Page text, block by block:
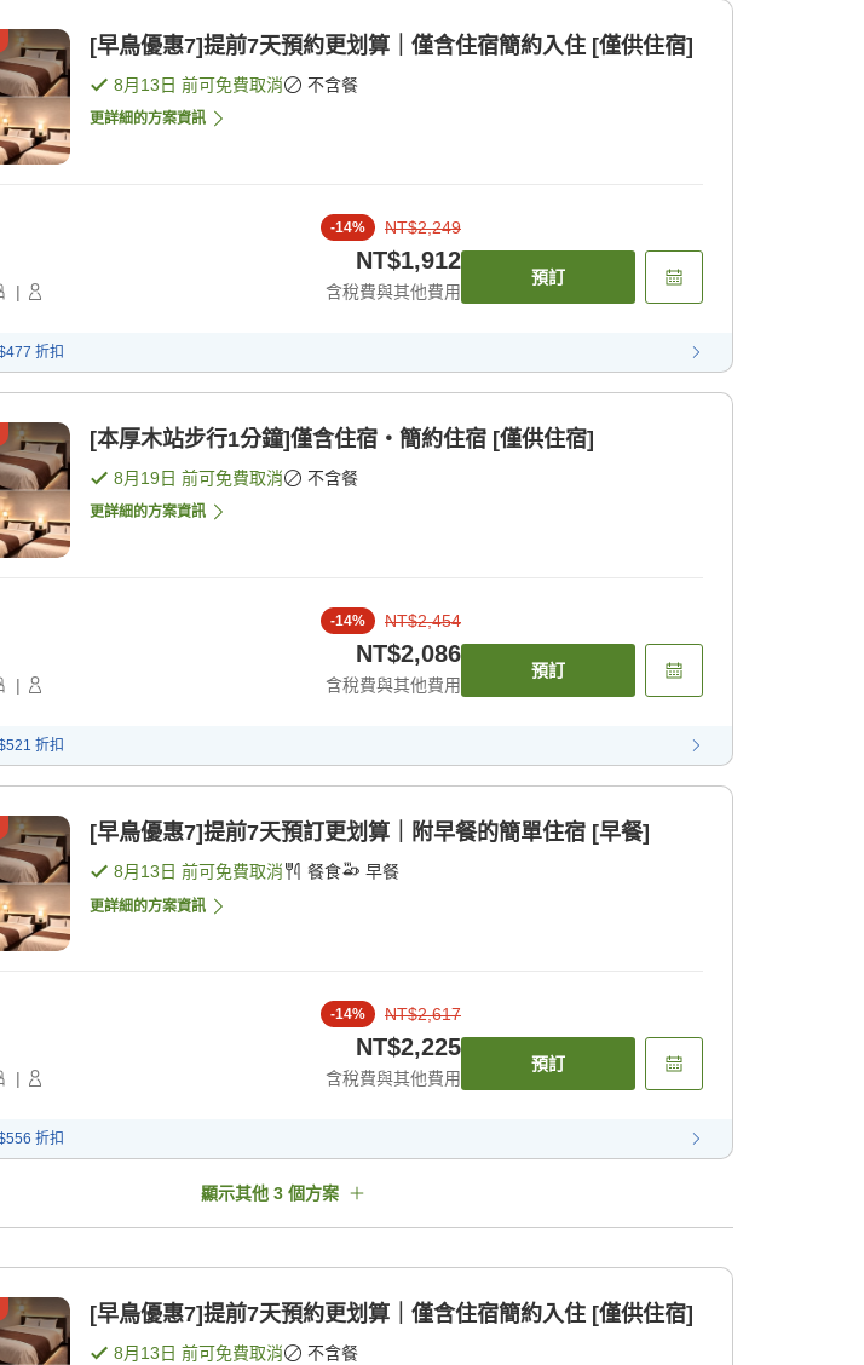
[早鳥優惠7]提前7天預約更划算｜僅含住宿簡約入住 [僅供住宿]
8月13日 前可免費取消 不含餐
更詳細的方案資訊
|
-14% NT$2,249
NT$1,912
含稅費與其他費用
預訂
折扣
[本厚木站步行1分鐘]僅含住宿・簡約住宿 [僅供住宿]
8月19日 前可免費取消 不含餐
更詳細的方案資訊
|
-14% NT$2,454
NT$2,086
含稅費與其他費用
預訂
折扣
[早鳥優惠7]提前7天預訂更划算｜附早餐的簡單住宿 [早餐]
8月13日 前可免費取消 餐食 早餐
更詳細的方案資訊
|
-14% NT$2,617
NT$2,225
含稅費與其他費用
預訂
折扣
顯示其他 3 個方案
[早鳥優惠7]提前7天預約更划算｜僅含住宿簡約入住 [僅供住宿]
8月13日 前可免費取消 不含餐